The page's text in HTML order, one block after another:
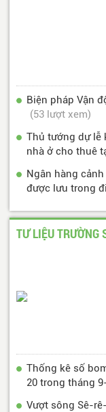
Biện pháp Vận
(53 lượt xem)
Thủ tướng dự lễ
nhà ở cho thuê
Ngân hàng
được lưu trong
TƯ LIỆU TRƯỜNG
Thống kê số
20 trong tháng
Vượt sông Sê-